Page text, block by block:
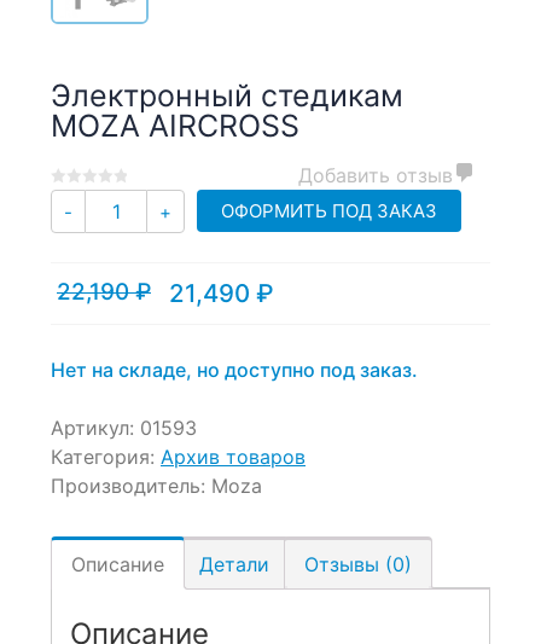
Электронный стедикам
MOZA AIRCROSS
05
on
0
Добавить отзыв
- Количество
+ ОФОРМИТЬ ПОД ЗАКАЗ
22,190₽
Первоначальная
22,190 ₽.
21,490 ₽
Текущая
Нет на складе, но доступно под заказ.
Артикул: 01593
Категория: Архив товаров
Производитель: Moza
Описание Детали Отзывы (0)
Описание